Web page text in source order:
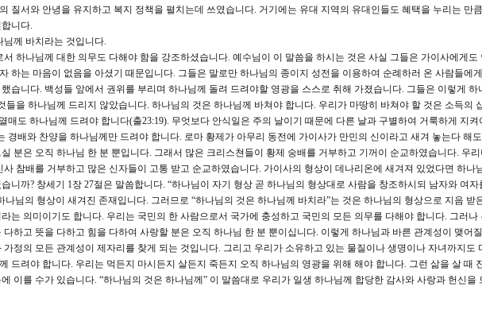
질서와 안녕을 유지하고 복지 정책을 펼치는데 쓰였습니다. 거기에는 유대 지역의 유대인들도 혜택을 누리는 만큼
니다.
님께 바치라는 것입니다.
서 하나님께 대한 의무도 다해야 함을 강조하셨습니다. 예수님이 이 말씀을 하시는 것은 사실 그들은 가이사에게도
하는 마음이 없음을 아셨기 때문입니다. 그들은 말로만 하나님의 종이지 성전을 이용하여 순례하러 온 사람들에
습니다. 백성들 앞에서 권위를 부리며 하나님께 돌려 드려야할 영광을 스스로 취해 가졌습니다. 그들은 이렇게 하
들을 하나님께 드리지 않았습니다. 하나님의 것은 하나님께 바쳐야 합니다. 우리가 마땅히 바쳐야 할 것은 소득의
매도 하나님께 드려야 합니다(출23:19). 무엇보다 안식일은 주의 날이기 때문에 다른 날과 구별하여 거룩하게 지켜
경배와 찬양을 하나님께만 드려야 합니다. 로마 황제가 아무리 동전에 가이사가 만민의 신이라고 새겨 놓는다 해
분은 오직 하나님 한 분 뿐입니다. 그래서 많은 크리스쳔들이 황제 숭배를 거부하고 기꺼이 순교하였습니다. 우
참배를 거부하고 많은 신자들이 고통 받고 순교하였습니다. 가이사의 형상이 데나리온에 새겨져 있었다면 하나
니까? 창세기 1장 27절은 말씀합니다. “하나님이 자기 형상 곧 하나님의 형상대로 사람을 창조하시되 남자와 여자
나님의 형상이 새겨진 존재입니다. 그러므로 “하나님의 것은 하나님께 바치라”는 것은 하나님의 형상으로 지음 받
는 의미이기도 합니다. 우리는 국민의 한 사람으로서 국가에 충성하고 국민의 모든 의무를 다해야 합니다. 그러나
다하고 뜻을 다하고 힘을 다하여 사랑할 분은 오직 하나님 한 분 뿐이십니다. 이렇게 하나님과 바른 관계성이 맺어
가정의 모든 관계성이 제자리를 찾게 되는 것입니다. 그리고 우리가 소유하고 있는 물질이나 생명이나 자녀까지도
드려야 합니다. 우리는 먹든지 마시든지 살든지 죽든지 오직 하나님의 영광을 위해 해야 합니다. 그런 삶을 살 때
이를 수가 있습니다. “하나님의 것은 하나님께” 이 말씀대로 우리가 일생 하나님께 합당한 감사와 사랑과 헌신을